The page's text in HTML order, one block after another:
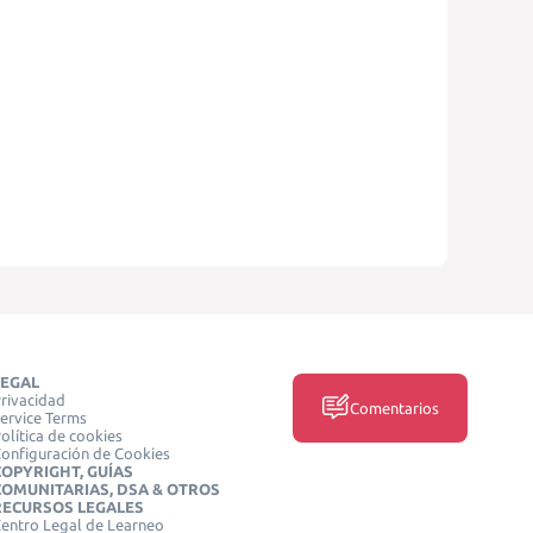
Terms
de cookies
de Cookies
GUÍAS
DSA & OTROS
LEGALES
Legal de Learneo
Comentarios